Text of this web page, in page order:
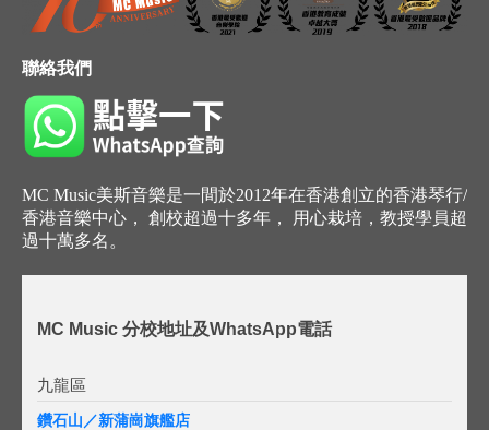
聯絡我們
MC Music美斯音樂是一間於2012年在香港創立的香港琴行/
香港音樂中心， 創校超過十多年， 用心栽培，教授學員超
過十萬多名。
MC Music 分校地址及WhatsApp電話
九龍區
鑽石山／新蒲崗旗艦店